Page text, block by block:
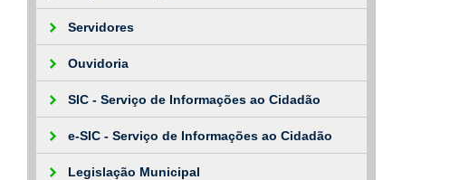
Servidores
Ouvidoria
SIC - Serviço de Informações ao Cidadão
e-SIC - Serviço de Informações ao Cidadão
Legislação Municipal